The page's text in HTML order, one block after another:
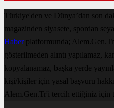
Türkiye'den ve Dünya’dan son
magazinden siyasete, spordan
Haberplatformunda;
gösterilmeden alıntı yapılamaz,
kopyalanamaz, başka yerde
kişi/kişiler için yasal başvuru
Alem.Gen.Tr'i tercih ettiğiniz için